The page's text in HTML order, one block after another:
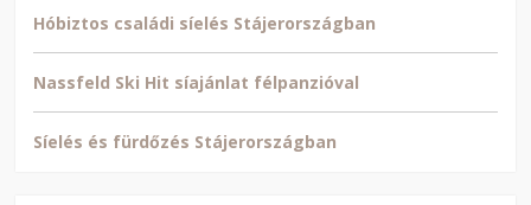
Hóbiztos családi síelés Stájerországban
Nassfeld Ski Hit síajánlat félpanzióval
Síelés és fürdőzés Stájerországban